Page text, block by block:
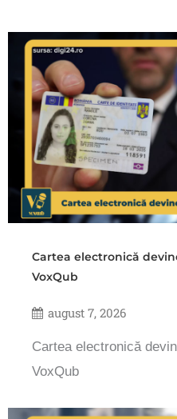
Cartea electronică
VoxQub
august 7, 2026
Cartea electronică
VoxQub